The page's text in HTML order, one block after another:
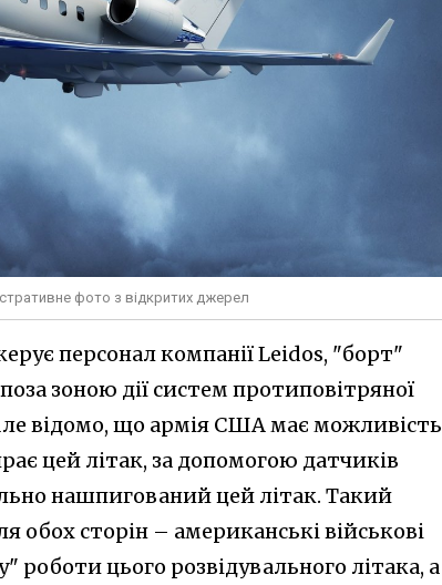
фото з відкритих джерел
персонал компанії Leidos, "борт"
зоною дії систем протиповітряної
відомо, що армія США має можливість
цей літак, за допомогою датчиків
нашпигований цей літак. Такий
обох сторін – американські військові
роботи цього розвідувального літака, а